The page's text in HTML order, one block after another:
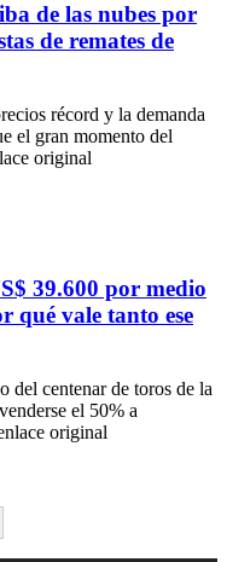
de las nubes por
de remates de
récord y la demanda
el gran momento del
original
39.600 por medio
qué vale tanto ese
del centenar de toros de la
el 50% a
original